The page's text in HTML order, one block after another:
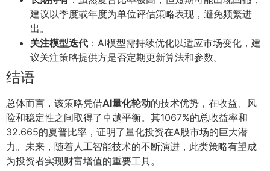
建议以季度或年度为单位评估策略表现，避免频繁进
出。
关注模型迭代 ：AI模型需持续优化以适应市场变化，建
议关注策略提供方是否定期更新算法和参数。
结语
总体而言，该策略凭借AI量化轮动的技术优势，在收益、风
险和稳定性之间取得了卓越平衡。其1067%的总收益率和
32.665的夏普比率，证明了量化投资在A股市场的巨大潜
力。未来，随着人工智能技术的不断演进，此类策略有望成
为投资者实现财富增值的重要工具。